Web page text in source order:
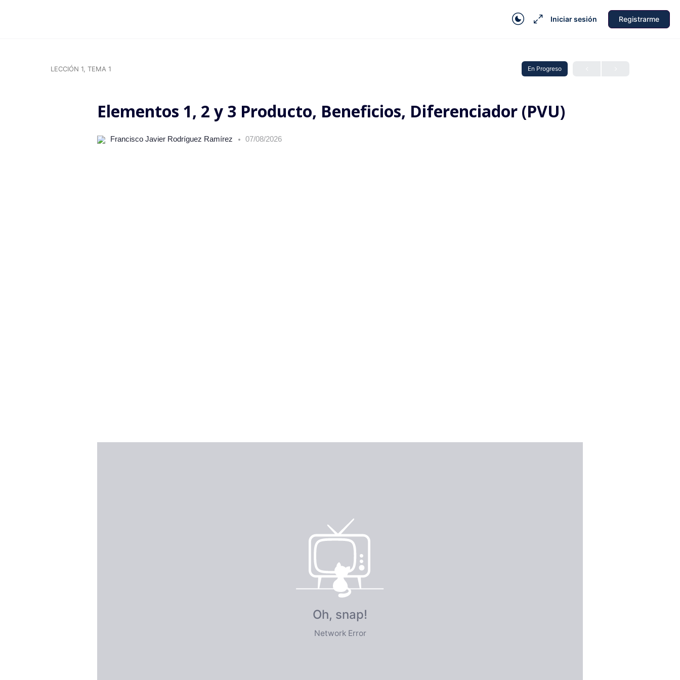
Iniciar sesión Registrarme
LECCIÓN 1, TEMA 1 En Progreso
Elementos 1, 2 y 3 Producto, Beneficios, Diferenciador (PVU)
Francisco Javier Rodríguez Ramírez 07/08/2026